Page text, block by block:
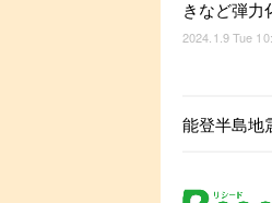
きなど弾力
2024.1.9 Tue
能登半島地